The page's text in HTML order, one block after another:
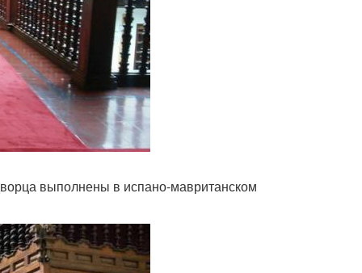
выполнены в испано-мавританском